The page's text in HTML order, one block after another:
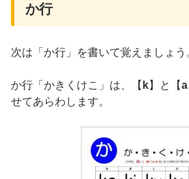
か行
次は「か行」を書いて覚えましょう
か行「かきくけこ」は、【 k】と【
せてあらわします。